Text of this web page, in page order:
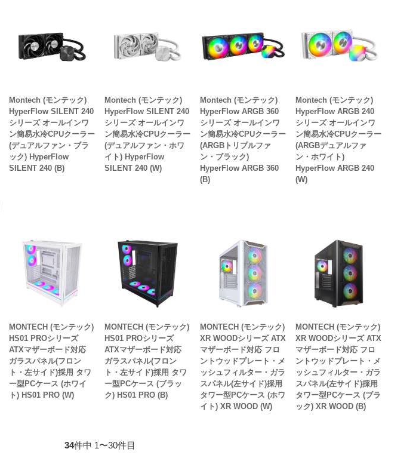
Montech (モンテック)
HyperFlow SILENT 240
シリーズ オールインワ
ン簡易水冷CPUクーラー
(デュアルファン・ブラ
ック) HyperFlow
SILENT 240 (B)
Montech (モンテック)
HyperFlow SILENT 240
シリーズ オールインワ
ン簡易水冷CPUクーラー
(デュアルファン・ホワ
イト) HyperFlow
SILENT 240 (W)
Montech (モンテック)
HyperFlow ARGB 360
シリーズ オールインワ
ン簡易水冷CPUクーラー
(ARGBトリプルファ
ン・ブラック)
HyperFlow ARGB 360
(B)
Montech (モンテック)
HyperFlow ARGB 240
シリーズ オールインワ
ン簡易水冷CPUクーラー
(ARGBデュアルファ
ン・ホワイト)
HyperFlow ARGB 240
(W)
MONTECH (モンテック)
HS01 PROシリーズ
ATXマザーボード対応
ガラスパネル(フロン
ト・左サイド)採用 タワ
ー型PCケース (ホワイ
ト) HS01 PRO (W)
MONTECH (モンテック)
HS01 PROシリーズ
ATXマザーボード対応
ガラスパネル(フロン
ト・左サイド)採用 タワ
ー型PCケース (ブラッ
ク) HS01 PRO (B)
MONTECH (モンテック)
XR WOODシリーズ ATX
マザーボード対応 フロ
ントウッドプレート・メ
ッシュフィルター・ガラ
スパネル(左サイド)採用
タワー型PCケース (ホワ
イト) XR WOOD (W)
MONTECH (モンテック)
XR WOODシリーズ ATX
マザーボード対応 フロ
ントウッドプレート・メ
ッシュフィルター・ガラ
スパネル(左サイド)採用
タワー型PCケース (ブラ
ック) XR WOOD (B)
34件中 1〜30件目